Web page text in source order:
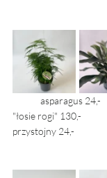
"łosie rogi" 130,- 			nefrolepsis
przystojny 24,-